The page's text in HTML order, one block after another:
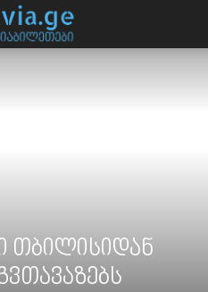
ი თბილისიდან